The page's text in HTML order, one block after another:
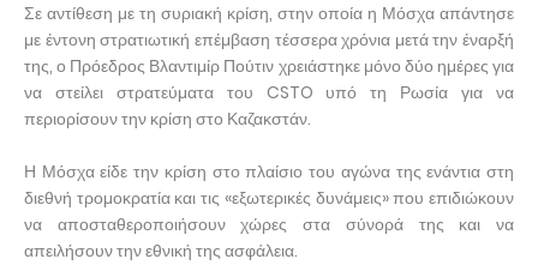
Σε αντίθεση με τη συριακή κρίση, στην οποία η Μόσχα απάντησε
με έντονη στρατιωτική επέμβαση τέσσερα χρόνια μετά την έναρξή
της, ο Πρόεδρος Βλαντιμίρ Πούτιν χρειάστηκε μόνο δύο ημέρες για
να στείλει στρατεύματα του CSTO υπό τη Ρωσία για να
περιορίσουν την κρίση στο Καζακστάν.
Η Μόσχα είδε την κρίση στο πλαίσιο του αγώνα της ενάντια στη
διεθνή τρομοκρατία και τις «εξωτερικές δυνάμεις» που επιδιώκουν
να αποσταθεροποιήσουν χώρες στα σύνορά της και να
απειλήσουν την εθνική της ασφάλεια.